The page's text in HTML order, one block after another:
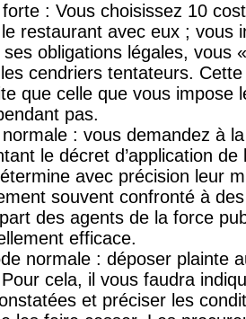
: Vous choisissez 10
restaurant avec eux ; vous
ses obligations légales, vous
cendriers tentateurs.
que celle que vous impose
pas.
: vous demandez à
le décret d’application
avec précision leur
souvent confronté à
des agents de la force
efficace.
normale : déposer plainte
cela, il vous faudra
et préciser les